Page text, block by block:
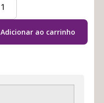
Adicionar ao carrinho